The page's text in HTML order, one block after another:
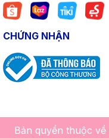
CHỨNG NHẬN
Bản quyền thuộc về